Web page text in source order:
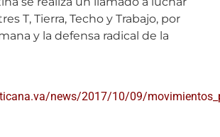
T, Tierra, Techo y Trabajo, por
y la defensa radical de la
news/2017/10/09/